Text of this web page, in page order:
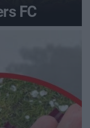
FC